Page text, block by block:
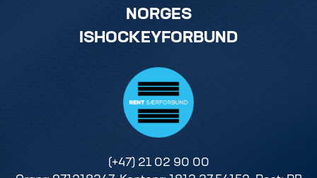
NORGES
ISHOCKEYFORBUND
(+47) 21 02 90 00